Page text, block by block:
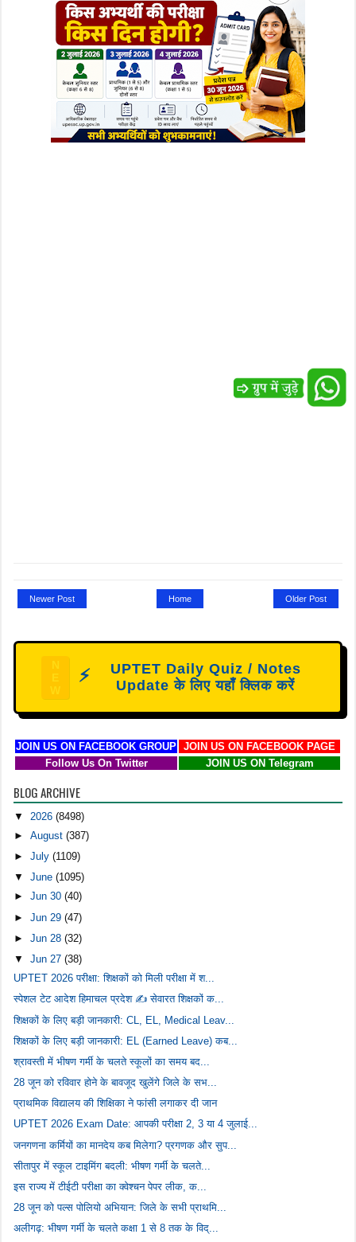
Newer Post Older Post
Home
⚡
UPTET Daily Quiz / Notes
Update के लिए यहाँ क्लिक करें
JOIN US ON FACEBOOK GROUP
JOIN US ON FACEBOOK PAGE
Follow Us On Twitter
JOIN US ON Telegram
BLOG ARCHIVE
▼ 2026(8498)
►August(387)
►July(1109)
▼June(1095)
►Jun 30(40)
►Jun 29(47)
►Jun 28(32)
▼Jun 27(38)
UPTET 2026 परीक्षा: शिक्षकों को मिली परीक्षा में श...
स्पेशल टेट आदेश हिमाचल प्रदेश ✍️ सेवारत शिक्षकों क...
शिक्षकों के लिए बड़ी जानकारी: CL, EL, Medical Leav...
शिक्षकों के लिए बड़ी जानकारी: EL (Earned Leave) कब...
श्रावस्ती में भीषण गर्मी के चलते स्कूलों का समय बद...
28 जून को रविवार होने के बावजूद खुलेंगे जिले के सभ...
प्राथमिक विद्यालय की शिक्षिका ने फांसी लगाकर दी जान
UPTET 2026 Exam Date: आपकी परीक्षा 2, 3 या 4 जुलाई...
जनगणना कर्मियों का मानदेय कब मिलेगा? प्रगणक और सुप...
सीतापुर में स्कूल टाइमिंग बदली: भीषण गर्मी के चलते...
इस राज्य में टीईटी परीक्षा का क्वेश्चन पेपर लीक, क...
28 जून को पल्स पोलियो अभियान: जिले के सभी प्राथमि...
अलीगढ़: भीषण गर्मी के चलते कक्षा 1 से 8 तक के विद्...